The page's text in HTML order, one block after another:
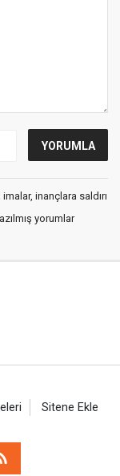
inançlara saldırı
yorumlar
Sitene Ekle